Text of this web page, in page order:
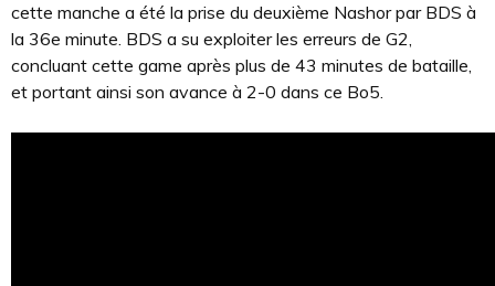
cette manche a été la prise du deuxième Nashor par BDS à
la 36e minute. BDS a su exploiter les erreurs de G2,
concluant cette game après plus de 43 minutes de bataille,
et portant ainsi son avance à 2-0 dans ce Bo5.